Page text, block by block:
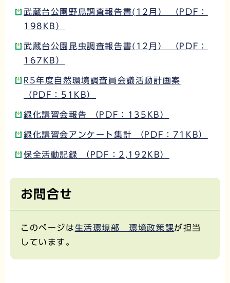
武蔵台公園野鳥調査報告書(12月） （PDF：
198KB）
武蔵台公園昆虫調査報告書(12月） （PDF：
167KB）
R5年度自然環境調査員会議活動計画案
（PDF：51KB）
緑化講習会報告 （PDF：135KB）
緑化講習会アンケート集計 （PDF：71KB）
保全活動記録 （PDF：2,192KB）
お問合せ
このページは生活環境部 環境政策課が担当
しています。